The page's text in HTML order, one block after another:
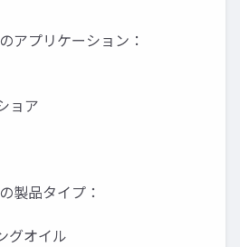
アプリケーション：
ョア
製品タイプ：
グオイル